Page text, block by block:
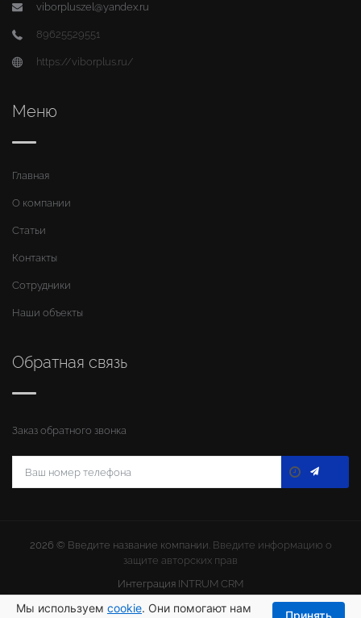
Мы используем cookie. Они помогают нам
Принять
viborpluszel@yandex.ru
89625529551
https://viborplus.ru/
Меню
Главная
О компании
Статьи
Контакты
Сотрудники
Наши объекты
Обратная связь
Заказ обратного звонка
2026 © Введите название компании. Введите информацию о
защите авторских прав
Интеграция INTRUM CRM